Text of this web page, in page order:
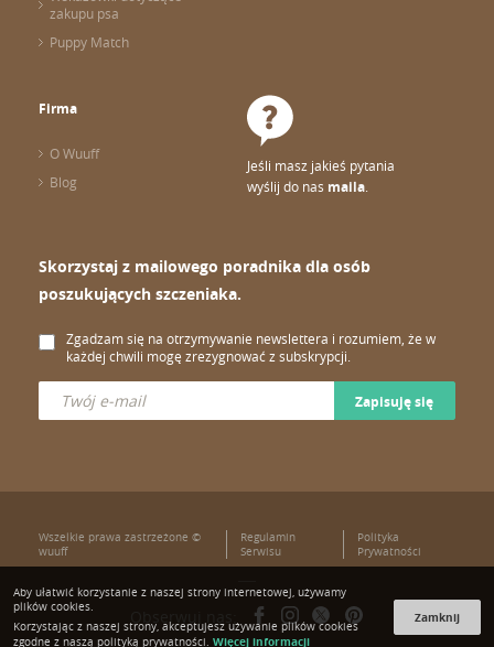
zakupu psa
Puppy Match
Firma
O Wuuff
Blog
Jeśli masz jakieś pytania
wyślij do nas maila.
Skorzystaj z mailowego poradnika dla osób
poszukujących szczeniaka.
Zgadzam się na otrzymywanie newslettera i rozumiem, że w
każdej chwili mogę zrezygnować z subskrypcji.
Zapisuję się
Wszelkie prawa zastrzeżone ©
wuuff
Regulamin
Serwisu
Polityka
Prywatności
Obserwuj nas:
Aby ułatwić korzystanie z naszej strony internetowej, używamy
plików cookies.
Korzystając z naszej strony, akceptujesz używanie plików cookies
zgodne z naszą polityką prywatności. Więcej informacji
Zamknij